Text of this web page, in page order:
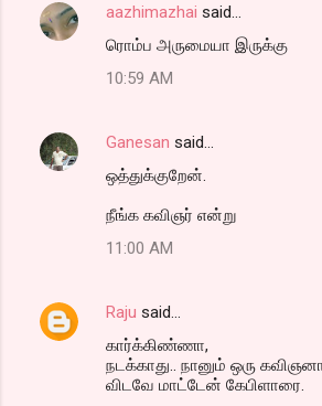
aazhimazhai said…
ரொம்ப அருமையா இருக்கு
10:59 AM
Ganesan said…
ஒத்துக்குறேன்.
நீங்க கவிஞர் என்று
11:00 AM
Raju said…
கார்க்கிண்ணா,
நடக்காது.. நானும் ஒரு
விடவே மாட்டேன் கேபிளாரை.